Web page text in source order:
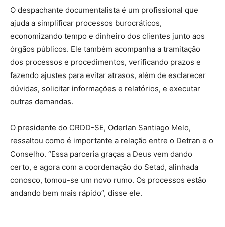
O despachante documentalista é um profissional que
ajuda a simplificar processos burocráticos,
economizando tempo e dinheiro dos clientes junto aos
órgãos públicos. Ele também acompanha a tramitação
dos processos e procedimentos, verificando prazos e
fazendo ajustes para evitar atrasos, além de esclarecer
dúvidas, solicitar informações e relatórios, e executar
outras demandas.
O presidente do CRDD-SE, Oderlan Santiago Melo,
ressaltou como é importante a relação entre o Detran e o
Conselho. “Essa parceria graças a Deus vem dando
certo, e agora com a coordenação do Setad, alinhada
conosco, tomou-se um novo rumo. Os processos estão
andando bem mais rápido”, disse ele.